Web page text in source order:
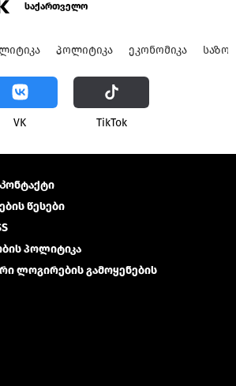
საქართველო
ᲞᲝᲚᲘᲢᲘᲙᲐ ᲔᲙᲝᲜᲝᲛᲘᲙᲐ
VK ТikТоk
Კონტაქტი
წესები
პოლიტიკა
ლოგირების გამოყენების